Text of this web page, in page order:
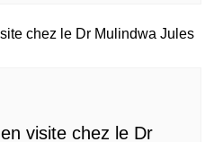
visite chez le Dr